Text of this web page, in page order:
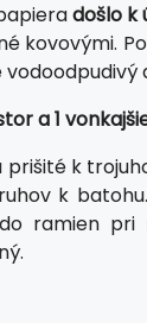
došlo k
kovovými.
a 1
prišité k
k
ramien pri